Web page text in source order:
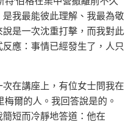
我最能彼此理解、我最為敬
是一次沈重打擊，而我對此
應：事情已經發生了，人只
在講座上，有位女士問我在
梅爾的人。我回答說是的。
短而冷靜地答道：他在